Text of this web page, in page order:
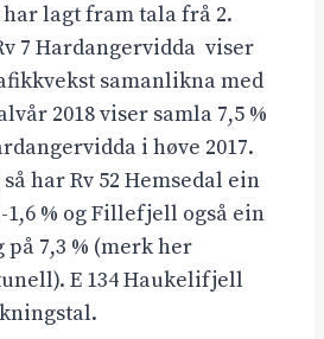
har lagt fram tala frå 2.
7 Hardangervidda viser
samanlikna med
2018 viser samla 7,5 %
i høve 2017.
har Rv 52 Hemsedal ein
% og Fillefjell også ein
7,3 % (merk her
E 134 Haukelifjell